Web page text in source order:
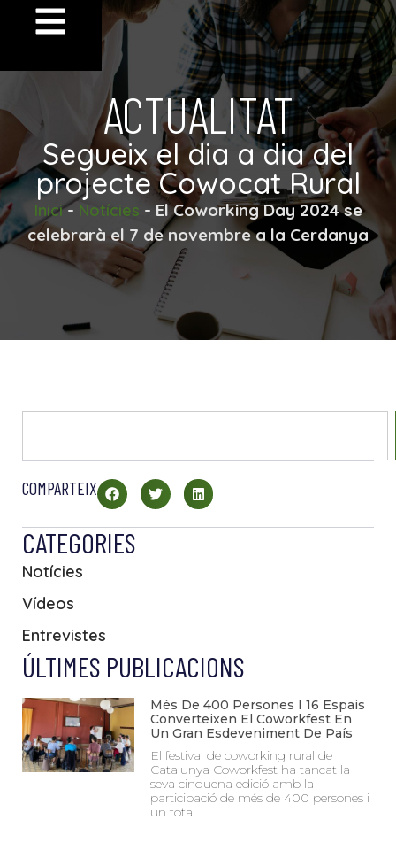
ACTUALITAT
Segueix el dia a dia del
projecte Cowocat Rural
Inici- Notícies - El Coworking Day 2024 se
celebrarà el 7 de novembre a la Cerdanya
COMPARTEIX
CATEGORIES
Notícies
Vídeos
Entrevistes
ÚLTIMES PUBLICACIONS
Més De 400 Persones I 16 Espais
Converteixen El Coworkfest En
Un Gran Esdeveniment De País
El festival de coworking rural de
Catalunya Coworkfest ha tancat la
seva cinquena edició amb la
participació de més de 400 persones i
un total